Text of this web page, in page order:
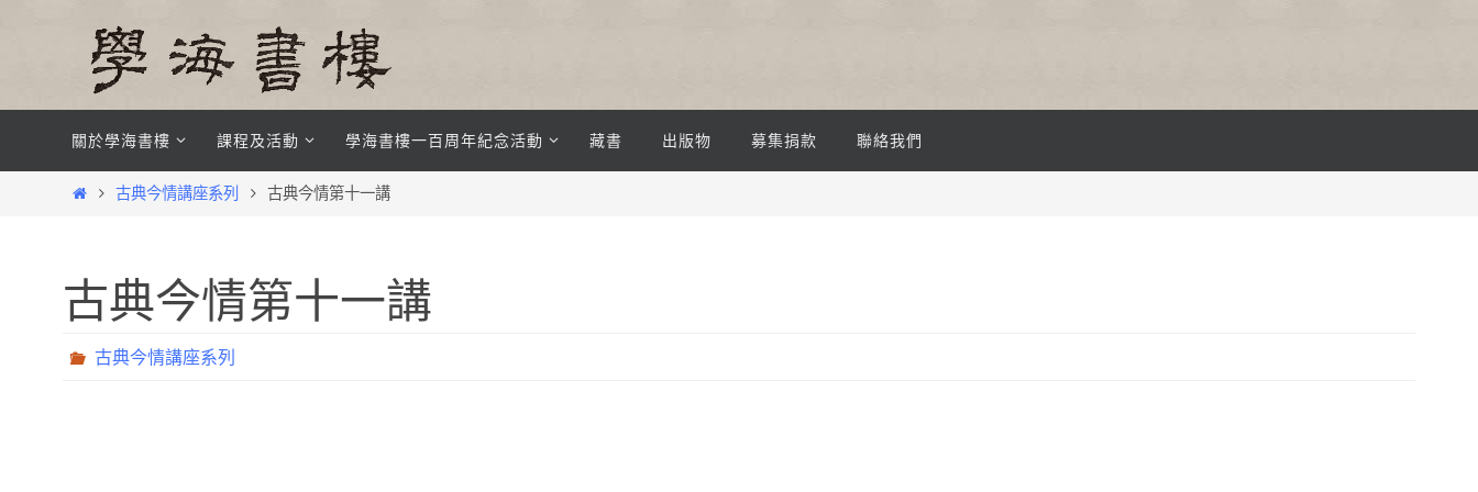
content
關於學海書樓 課程及活動 學海書樓一百周年紀念活動 藏書 出版物 募集捐款 聯絡我們
Home古典今情講座系列 古典今情第十一講
古典今情第十一講
古典今情講座系列